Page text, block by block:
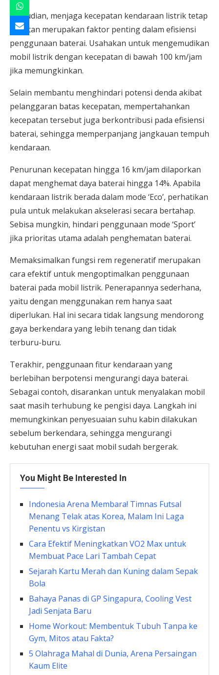
Kemudian, menjaga kecepatan kendaraan listrik tetap
konstan merupakan faktor penting dalam efisiensi
penggunaan baterai. Usahakan untuk mengemudikan
mobil listrik dengan kecepatan di bawah 100 km/jam
jika memungkinkan.
Selain membantu menghindari potensi denda akibat
pelanggaran batas kecepatan, mempertahankan
kecepatan tersebut juga berkontribusi pada efisiensi
baterai, sehingga memperpanjang jangkauan tempuh
kendaraan.
Penurunan kecepatan hingga 16 km/jam dilaporkan
dapat menghemat daya baterai hingga 14%. Apabila
kendaraan listrik berada dalam mode ‘Eco’, perhatikan
pula untuk melakukan akselerasi secara bertahap.
Sebisa mungkin, hindari penggunaan mode ‘Sport’
jika prioritas utama adalah penghematan baterai.
Memaksimalkan fungsi rem regeneratif merupakan
cara efektif untuk mengoptimalkan penggunaan
baterai pada mobil listrik. Penerapannya sederhana,
yaitu dengan menggunakan rem hanya saat
diperlukan. Hal ini secara tidak langsung mendorong
gaya berkendara yang lebih tenang dan tidak
terburu-buru.
Terakhir, penggunaan fitur kendaraan yang
berlebihan berpotensi mengurangi daya baterai.
Sebagai contoh, disarankan untuk menyalakan mobil
saat masih terhubung ke pengisi daya. Langkah ini
memungkinkan penyesuaian suhu kabin dilakukan
sebelum berkendara, sehingga mengurangi
kebutuhan energi saat mobil sudah bergerak.
You Might Be Interested In
Indonesia Arena Membara! Timnas Futsal
Menang Telak atas Korea, Malam Ini Laga
Penentu vs Kirgistan
Cara Efektif Meningkatkan VO2 Max untuk
Membuat Pace Lari Tambah Cepat
Sejarah Kartu Merah dan Kuning dalam Sepak
Bola
Bahaya Panas di GP Singapura, Cooling Vest
Jadi Senjata Baru
Home Workout: Membentuk Tubuh Tanpa ke
Gym, Mitos atau Fakta?
5 Olahraga Mahal di Dunia, Arena Persaingan
Kaum Elite